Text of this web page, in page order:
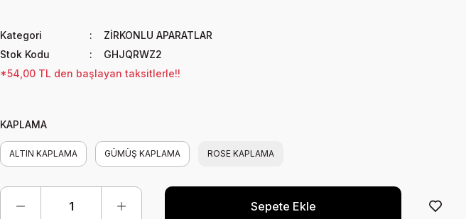
Kategori
ZİRKONLU APARATLAR
Stok Kodu
GHJQRWZ2
*54,00 TL den başlayan taksitlerle!!
KAPLAMA
ALTIN KAPLAMA GÜMÜŞ KAPLAMA ROSE KAPLAMA
Sepete Ekle